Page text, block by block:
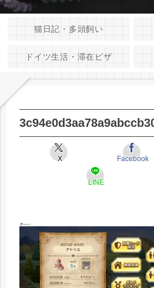
猫日記・多頭飼い
ドイツ生活・滞在ビザ
X Facebook
LINE